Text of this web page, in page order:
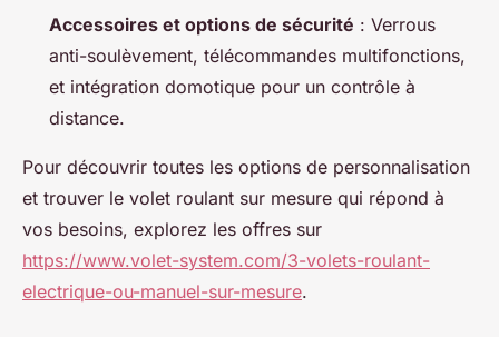
Accessoires et options de sécurité : Verrous
anti-soulèvement, télécommandes multifonctions,
et intégration domotique pour un contrôle à
distance.
Pour découvrir toutes les options de personnalisation
et trouver le volet roulant sur mesure qui répond à
vos besoins, explorez les offres sur
https://www.volet-system.com/3-volets-roulant-
electrique-ou-manuel-sur-mesure.